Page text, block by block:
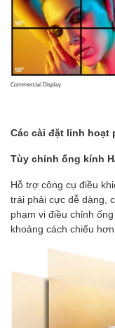
Các cài đặt linh
Tùy chỉnh ống kính
Hỗ trợ công cụ điều
trái phải cực dễ dàng,
phạm vi điều chỉnh
khoảng cách chiếu hơn.